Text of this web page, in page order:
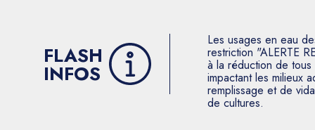
FLASH
INFOS
Les usages en eau
restriction "ALERTE
à la réduction de
impactant les milieux
remplissage et de
de cultures.